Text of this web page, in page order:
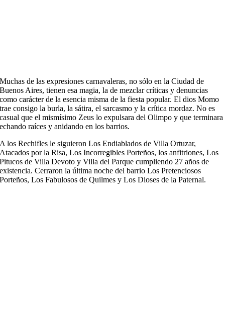
Muchas de las expresiones carnavaleras, no sólo en la Ciudad de
Buenos Aires, tienen esa magia, la de mezclar críticas y denuncias
como carácter de la esencia misma de la fiesta popular. El dios Momo
trae consigo la burla, la sátira, el sarcasmo y la crítica mordaz. No es
casual que el mismísimo Zeus lo expulsara del Olimpo y que terminara
echando raíces y anidando en los barrios.
A los Rechifles le siguieron Los Endiablados de Villa Ortuzar,
Atacados por la Risa, Los Incorregibles Porteños, los anfitriones, Los
Pitucos de Villa Devoto y Villa del Parque cumpliendo 27 años de
existencia. Cerraron la última noche del barrio Los Pretenciosos
Porteños, Los Fabulosos de Quilmes y Los Dioses de la Paternal.